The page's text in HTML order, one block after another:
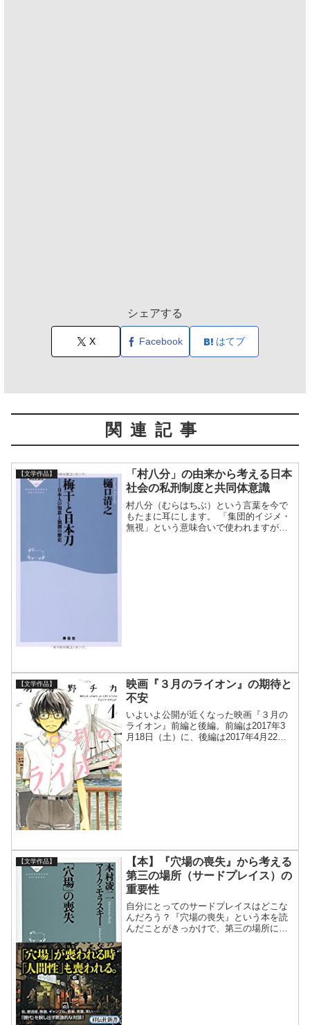
シェアする
X Facebook はてブ
関連記事
【文学作品】
「村八分」の由来から考える日本
社会の私刑制度と共同体意識
村八分（むらはちぶ）という言葉を今で
もたまに耳にします。 「集団的イジメ・
無視」という意味合いで使われますが、
【文学作品】
映画『３月のライオン』の期待と
不安
いよいよ公開が近くなった映画『３月の
ライオン』前編と後編。前編は2017年3
月18日（土）に、後編は2017年4月22日
【文学作品】
【本】『穴場の喪失』から考える
第三の場所（サードプレイス）の
重要性
自分にとってのサードプレイスはどこな
んだろう？『穴場の喪失』という本を読
んだことがきっかけで、第三の場所につ